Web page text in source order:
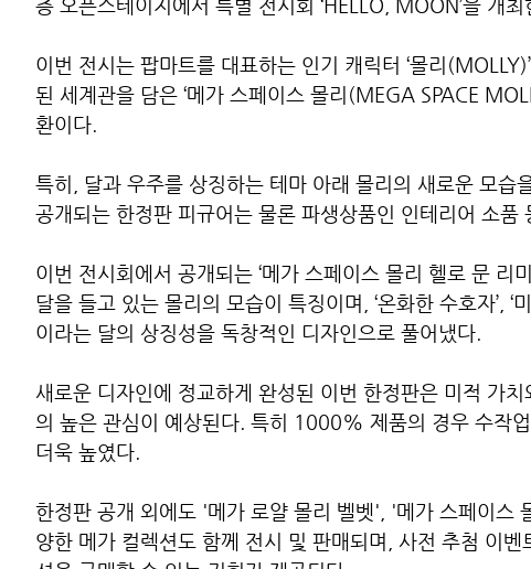
층 오픈스테이지에서 특별 전시회 ‘HELLO, MOON’을 개최
이번 전시는 팝마트를 대표하는 인기 캐릭터 ‘몰리
된 세계관을 담은 ‘메가 스페이스 몰리(MEGA SPACE
환이다.
특히, 달과 우주를 상징하는 테마 아래 몰리의 새로운 모습
공개되는 한정판 피규어는 물론 파생상품인 인테리어 소품
이번 전시회에서 공개되는 ‘메가 스페이스 몰리 헬로 문 리
달을 들고 있는 몰리의 모습이 특징이며, ‘온화한 수호자’, ‘
이라는 달의 상징성을 독창적인 디자인으로 풀어냈다.
새로운 디자인에 정교하게 완성된 이번 한정판은 미적 가
의 높은 관심이 예상된다. 특히 1000% 제품의 경우 수작
더욱 높였다.
한정판 공개 외에도 '메가 로얄 몰리 벨벳', '메가 스페이스
양한 메가 컬렉션도 함께 전시 및 판매되며, 사전 추첨 이